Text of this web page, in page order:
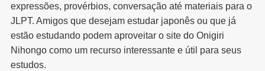
expressões, provérbios, conversação até materiais para o
JLPT. Amigos que desejam estudar japonês ou que já
estão estudando podem aproveitar o site do Onigiri
Nihongo como um recurso interessante e útil para seus
estudos.